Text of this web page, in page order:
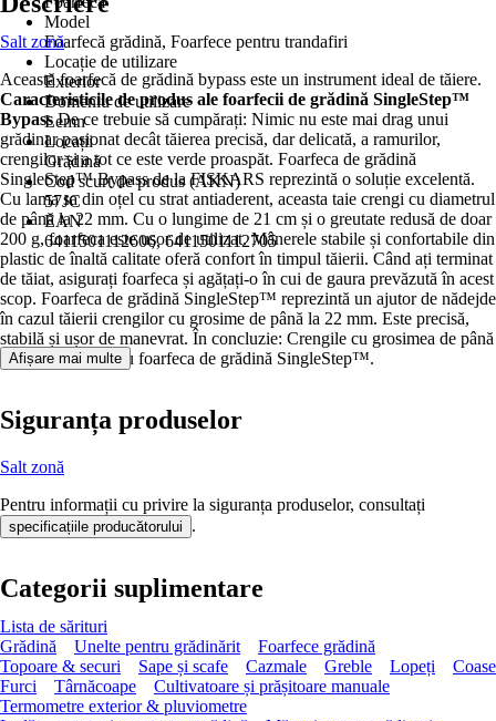
Model
Foarfecă grădină, Foarfece pentru trandafiri
Locație de utilizare
Exterior
Domeniu de utilizare
Lemn
Locații
Grădină
Cod scurt de produs (AKN)
57JC
EAN
6411501112606, 6411501112705
Salt zonă
Această foarfecă de grădină bypass este un instrument ideal de tăiere.
Caracteristicile de produs ale foarfecii de grădină SingleStep™
BypassDe ce trebuie să cumpărați: Nimic nu este mai drag unui
grădinar pasionat decât tăierea precisă, dar delicată, a ramurilor,
crengilor și a tot ce este verde proaspăt. Foarfeca de grădină
SingleStep™ Bypass de la FISKARS reprezintă o soluție excelentă.
Cu lama sa din oțel cu strat antiaderent, aceasta taie crengi cu diametrul
de până la 22 mm. Cu o lungime de 21 cm și o greutate redusă de doar
200 g, foarfeca este ușor de utilizat. Mânerele stabile și confortabile din
plastic de înaltă calitate oferă confort în timpul tăierii. Când ați terminat
de tăiat, asigurați foarfeca și agățați-o în cui de gaura prevăzută în acest
scop. Foarfeca de grădină SingleStep™ reprezintă un ajutor de nădejde
în cazul tăierii crengilor cu grosime de până la 22 mm. Este precisă,
stabilă și ușor de manevrat. În concluzie: Crengile cu grosimea de până
la 22 mm se taie cu foarfeca de grădină SingleStep™.
Afișare mai multe
Siguranța produselor
Salt zonă
Pentru informații cu privire la siguranța produselor, consultați
specificațiile producătorului .
Categorii suplimentare
Lista de sărituri
Grădină
Unelte pentru grădinărit
Foarfece grădină
Topoare & securi
Sape și scafe Cazmale Greble Lopeți
Coase
Furci
Târnăcoape
Cultivatoare și prășitoare manuale
Termometre exterior & pluviometre